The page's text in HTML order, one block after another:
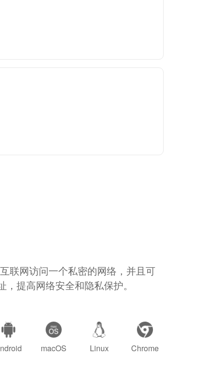
联网访问一个私密的网络，并且可
提高网络安全和隐私保护。
macOS Linux Chrome